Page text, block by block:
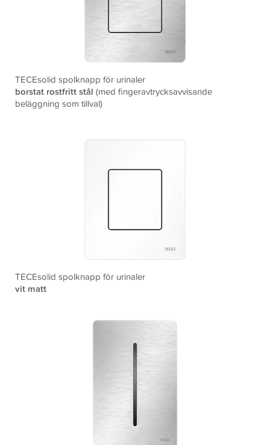
TECEsolid spolknapp för urinaler
borstat rostfritt stål (med fingeravtrycksavvisande
beläggning som tillval)
TECEsolid spolknapp för urinaler
vit matt